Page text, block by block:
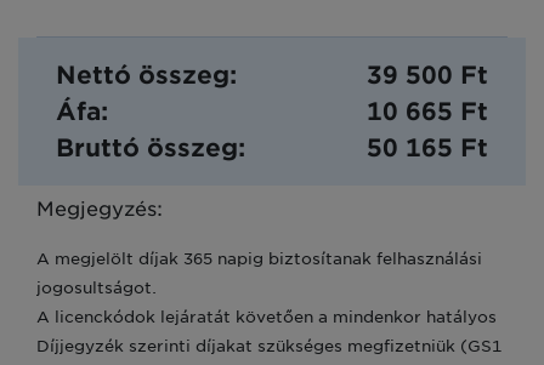
Nettó összeg:
39 500 Ft
Áfa:
10 665 Ft
Bruttó összeg:
50 165 Ft
Megjegyzés:
A megjelölt díjak 365 napig biztosítanak felhasználási
jogosultságot.
A licenckódok lejáratát követően a mindenkor hatályos
Díjjegyzék szerinti díjakat szükséges megfizetniük (GS1